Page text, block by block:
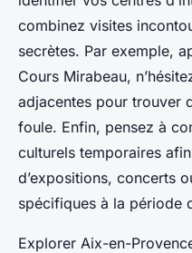
combinez visites
secrètes. Par exemple,
Cours Mirabeau,
adjacentes pour trouver
foule. Enfin, pensez à
culturels temporaires
d’expositions, concerts
spécifiques à la période
Explorer Aix-en-